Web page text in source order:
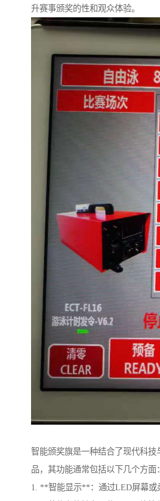
升赛事颁奖的性和观众体验。
智能颁奖旗是一种结合了现代科技
品，其功能通常包括以下几个方面：
1. **智能显示**：通过LED屏幕或